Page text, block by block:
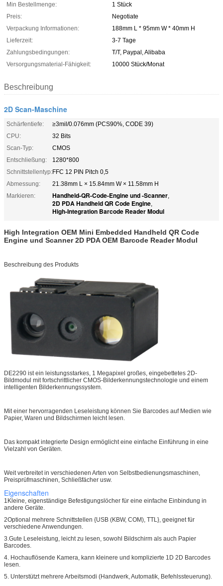
Min Bestellmenge:
1 Stück
Preis:
Negotiate
Verpackung Informationen:
188mm L * 95mm W * 40mm H
Lieferzeit:
3-7 Tage
Zahlungsbedingungen:
T/T, Paypal, Alibaba
Versorgungsmaterial-Fähigkeit:
10000 Stück/Monat
Beschreibung
2D Scan-Maschine
Schärfentiefe:
≥3mil/0.076mm (PCS90%, CODE 39)
CPU:
32 Bits
Scan-Typ:
CMOS
Entschließung:
1280*800
Schnittstellentyp:FFC 12 PIN Pitch 0,5
Abmessung:
21.38mm L × 15.84mm W × 11.58mm H
Markieren:
Handheld-QR-Code-Engine und -Scanner,
2D PDA Handheld QR Code Engine,
High-Integration Barcode Reader Modul
High Integration OEM Mini Embedded Handheld QR Code
Engine und Scanner 2D PDA OEM Barcode Reader Modul
Beschreibung des Produkts
DE2290 ist ein leistungsstarkes, 1 Megapixel großes, eingebettetes 2D-
Bildmodul mit fortschrittlicher CMOS-Bilderkennungstechnologie und einem
intelligenten Bilderkennungssystem.
Mit einer hervorragenden Leseleistung können Sie Barcodes auf Medien wie
Papier, Waren und Bildschirmen leicht lesen.
Das kompakt integrierte Design ermöglicht eine einfache Einführung in eine
Vielzahl von Geräten.
Weit verbreitet in verschiedenen Arten von Selbstbedienungsmaschinen,
Preisprüfmaschinen, Schließfächer usw.
Eigenschaften
1Kleine, eigenständige Befestigungslöcher für eine einfache Einbindung in
andere Geräte.
2Optional mehrere Schnittstellen {USB (KBW, COM), TTL}, geeignet für
verschiedene Anwendungen.
3.Gute Leseleistung, leicht zu lesen, sowohl Bildschirm als auch Papier
Barcodes.
4. Hochauflösende Kamera, kann kleinere und komplizierte 1D 2D Barcodes
lesen.
5. Unterstützt mehrere Arbeitsmodi (Handwerk, Automatik, Befehlssteuerung).